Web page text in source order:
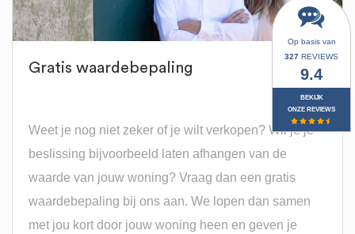
Op basis van
327 REVIEWS
9.4
BEKIJK
ONZE REVIEWS
Gratis waardebepaling
Weet je nog niet zeker of je wilt verkopen? Wil je je
beslissing bijvoorbeeld laten afhangen van de
waarde van jouw woning? Vraag dan een gratis
waardebepaling bij ons aan. We lopen dan samen
met jou kort door jouw woning heen en geven je